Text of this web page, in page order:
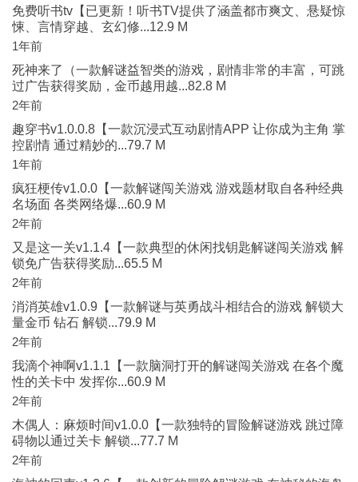
免费听书tv【已更新！听书TV提供了涵盖都市爽文、悬疑惊
悚、言情穿越、玄幻修...12.9 M
1年前
死神来了（一款解谜益智类的游戏，剧情非常的丰富，可跳
过广告获得奖励，金币越用越...82.8 M
2年前
趣穿书v1.0.0.8【一款沉浸式互动剧情APP 让你成为主角 掌
控剧情 通过精妙的...79.7 M
1年前
疯狂梗传v1.0.0【一款解谜闯关游戏 游戏题材取自各种经典
名场面 各类网络爆...60.9 M
2年前
又是这一关v1.1.4【一款典型的休闲找钥匙解谜闯关游戏 解
锁免广告获得奖励...65.5 M
2年前
消消英雄v1.0.9【一款解谜与英勇战斗相结合的游戏 解锁大
量金币 钻石 解锁...79.9 M
2年前
我滴个神啊v1.1.1【一款脑洞打开的解谜闯关游戏 在各个魔
性的关卡中 发挥你...60.9 M
2年前
木偶人：麻烦时间v1.0.0【一款独特的冒险解谜游戏 跳过障
碍物以通过关卡 解锁...77.7 M
2年前